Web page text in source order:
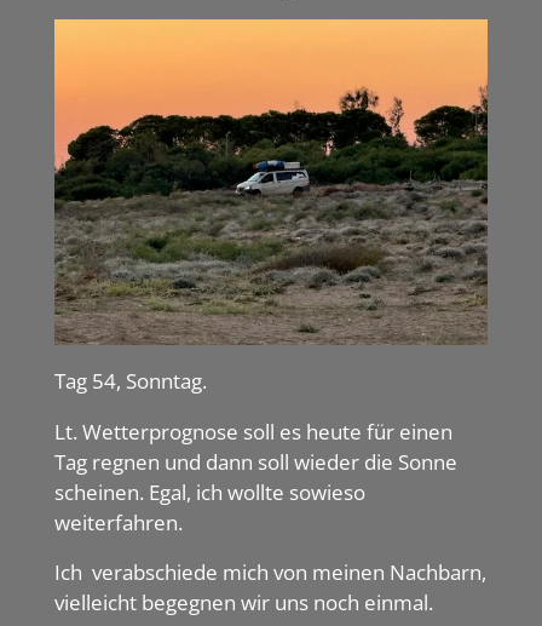
Tag 54, Sonntag.
Lt. Wetterprognose soll es heute für einen
Tag regnen und dann soll wieder die Sonne
scheinen. Egal, ich wollte sowieso
weiterfahren.
Ich verabschiede mich von meinen Nachbarn,
vielleicht begegnen wir uns noch einmal.